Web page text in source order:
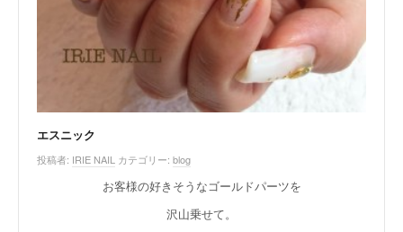
エスニック
投稿者: IRIE NAIL カテゴリー: blog
お客様の好きそうなゴールドパーツを
沢山乗せて。